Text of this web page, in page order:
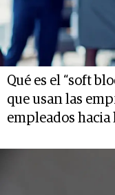
Qué es el “soft
que usan las
empleados hacia